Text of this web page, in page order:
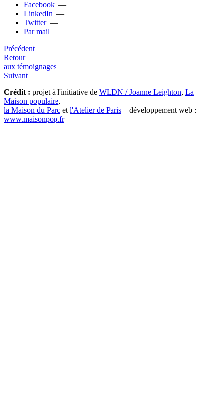
Facebook —
LinkedIn —
Twitter—
Par mail
Précédent
Retour
aux témoignages
Suivant
Crédit : projet à l'initiative de WLDN / Joanne Leighton, La
Maison populaire,
la Maison du Parc et l'Atelier de Paris – développement web :
www.maisonpop.fr